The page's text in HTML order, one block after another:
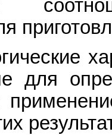
для